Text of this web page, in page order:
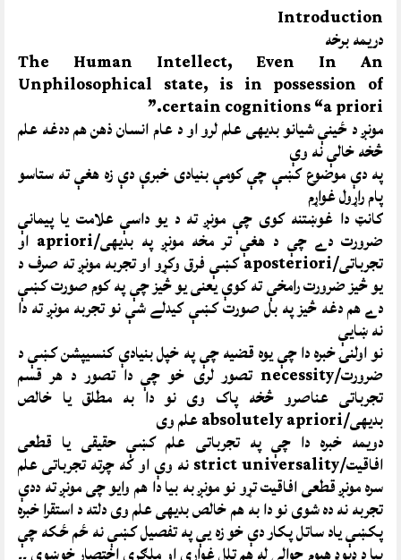
Introduction
دریمه برخه
The Human Intellect, Even In An
Unphilosophical state, is in possession of
certain cognitions “a priori.”
مونږ د ځینې شیانو بدیهی علم لرو او د عام انسان ذهن هم ددغه علم
څخه خالې نه وې
په دې موضوع کښې چې کومې بنیادی خبرې دې زه هغې ته ستاسو
پام راړول غواړم
کانټ دا غوښتنه کوی چې مونږ ته د یو داسې علامت یا پیمانې
ضرورت دے چې د هغې تر مخه مونږ په بدیهی/apriori او
تجرباتی/aposteriori کښې فرق وکړو او تجربه مونږ ته صرف د
یو څیز ضرورت رامخې ته کوې یعنی یو څیز چې په کوم صورت کښې
دے هم دغه څیز په بل صورت کښې کیدلے شې نو تجربه مونږ ته دا
نه ښایې
نو اولنۍ خبره دا چې یوه قضیه چې په خپل بنیادې کنسیپشن کښې د
ضرورت/necessity تصور لری خو چې دا تصور د هر قسم
تجرباتی عناصرو څخه پاک وی نو دا به مطلق یا خالص
بدیهی/absolutely apriori علم وی
دویمه خبره دا چې په تجرباتی علم کښې حقیقی یا قطعی
افاقیت/strict universality نه وې او که چرته تجرباتی علم
سره مونږ قطعی افاقیت تړو نو مونږ به بیا دا هم وایو چی مونږ ته ددې
تجربه نه ده شوی نو دا به هم خالص بدیهی علم وی دلته د استقرا خبره
پکښې یاد ساتل پکار دې خو زه یې په تفصیل کښې نه ځم ځکه چې